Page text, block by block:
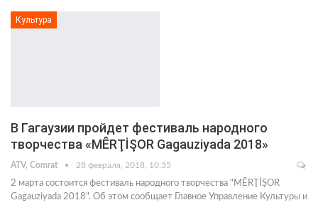
Культура
В Гагаузии пройдет фестиваль народного
творчества «MȆRŢİŞOR Gagauziyada 2018»
ATV, Comrat 28 февраля, 2018, 10:35
2 марта состоится фестиваль народного творчества "MȆRŢİŞOR
Gagauziyada 2018". Об этом сообщает Главное Управление Культуры и